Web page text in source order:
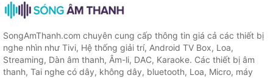
SongAmThanh.com chuyên cung cấp thông tin giá cả các thiết bị
nghe nhìn như Tivi, Hệ thống giải trí, Android TV Box, Loa,
Streaming, Dàn âm thanh, Âm-li, DAC, Karaoke. Các thiết bị âm
thanh, Tai nghe có dây, không dây, bluetooth, Loa, Micro, máy